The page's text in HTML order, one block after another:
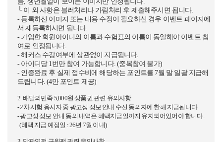
└ 이 외 사항은 블러처리나 가림처리 후 제출해주시면 됩니다.
- 등록하신 이미지 또는 내용 수정이 필요하신 경우 이벤트 페이지에
서 재등록하시면 됩니다.
- 가입한 회원아이디의 이름과 수험표의 이름이 동일해야 이벤트 참
여로 인정됩니다.
- 해커스 수강여부에 상관없이 지급됩니다.
- 아이디당 1번만 참여 가능합니다. (중복참여 불가)
- 인증완료 후 실제 접수비에 해당하는 포인트를 7월 말 일괄 지급해
드립니다. (4만 포인트 제공)
2. 배달의민족 5,000원 상품권 관련 유의사항
- 2차 시험 응시자 중 광고성 정보 안내 수신 동의자에 한해 지급됩니다.
- 광고성 정보 안내 동의 내역은 혜택지급일까지 유지되어있어야 합니다.
(혜택 지급 예정일 : 26년 7월 이내)